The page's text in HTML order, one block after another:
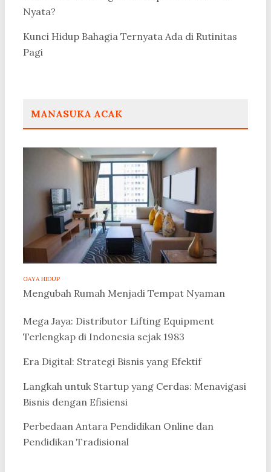
Nyata?
Kunci Hidup Bahagia Ternyata Ada di Rutinitas
Pagi
MANASUKA ACAK
GAYA HIDUP
Mengubah Rumah Menjadi Tempat Nyaman
Mega Jaya: Distributor Lifting Equipment
Terlengkap di Indonesia sejak 1983
Era Digital: Strategi Bisnis yang Efektif
Langkah untuk Startup yang Cerdas: Menavigasi
Bisnis dengan Efisiensi
Perbedaan Antara Pendidikan Online dan
Pendidikan Tradisional